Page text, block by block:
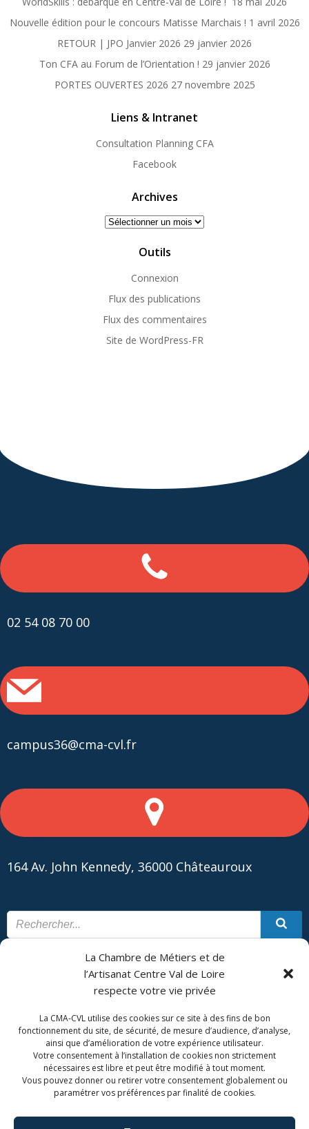
La Chambre de Métiers et de
l’Artisanat Centre Val de Loire
respecte votre vie privée
La CMA-CVL utilise des cookies sur ce site à des fins de bon
fonctionnement du site, de sécurité, de mesure d’audience, d’analyse,
ainsi que d’amélioration de votre expérience utilisateur.
Votre consentement à l’installation de cookies non strictement
nécessaires est libre et peut être modifié à tout moment.
Vous pouvez donner ou retirer votre consentement globalement ou
paramétrer vos préférences par finalité de cookies.
Nouvelle édition pour le concours Matisse Marchais ! 1 avril 2026
RETOUR | JPO Janvier 2026 29 janvier 2026
Ton CFA au Forum de l’Orientation ! 29 janvier 2026
PORTES OUVERTES 2026 27 novembre 2025
Liens & Intranet
Consultation Planning CFA
Facebook
Archives
Archives
Outils
Connexion
Flux des publications
Flux des commentaires
Site de WordPress-FR
02 54 08 70 00
campus36@cma-cvl.fr
164 Av. John Kennedy, 36000 Châteauroux
CONTACT PLAN DU SITE
CMA Formation - Châteauroux est géré par la Chambre de
Métiers et de l'Artisanat Centre Val de Loire.